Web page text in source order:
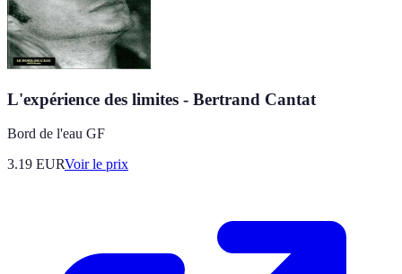
L'expérience des limites - Bertrand Cantat
Bord de l'eau GF
3.19 EURVoir le prix